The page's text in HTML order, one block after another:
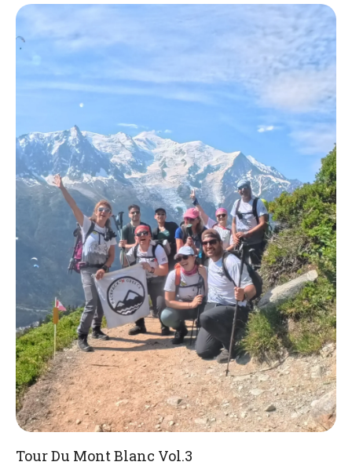
Tour Du Mont Blanc Vol.3